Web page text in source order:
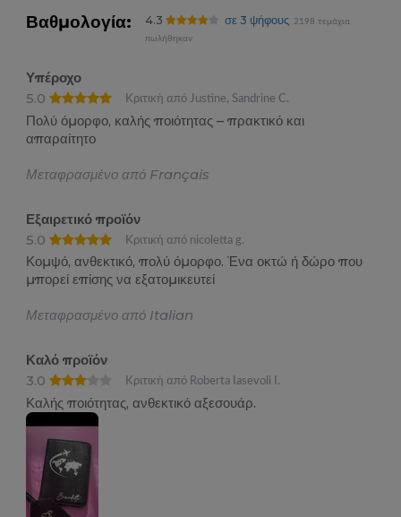
Βαθμολογία: 4.3 σε 3 ψήφους
2198 τεμάχια
πωλήθηκαν
Υπέροχο
5.0
Κριτική από Justine, Sandrine C.
Πολύ όμορφο, καλής ποιότητας – πρακτικό και
απαραίτητο
Μεταφρασμένο από Français
Εξαιρετικό προϊόν
5.0
Κριτική από nicoletta g.
Κομψό, ανθεκτικό, πολύ όμορφο. Ένα οκτώ ή δώρο που
μπορεί επίσης να εξατομικευτεί
Μεταφρασμένο από Italian
Καλό προϊόν
3.0
Κριτική από Roberta Iasevoli I.
Καλής ποιότητας, ανθεκτικό αξεσουάρ.